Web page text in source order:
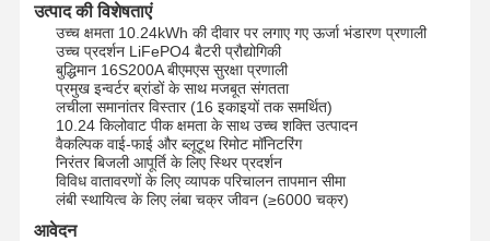
ऊर्जा भंडारण तंत्र
PVT Heat Pump
गरम प्रस्ताव
घरेलू उपकरण
सजावटी दीपक
उत्पाद की विशेषताएं
उच्च क्षमता 10.24kWh की दीवार पर लगाए गए ऊर्जा भंडारण प्रणाली
उच्च प्रदर्शन LiFePO4 बैटरी प्रौद्योगिकी
बुद्धिमान 16S200A बीएमएस सुरक्षा प्रणाली
प्रमुख इन्वर्टर ब्रांडों के साथ मजबूत संगतता
लचीला समानांतर विस्तार (16 इकाइयों तक समर्थित)
10.24 किलोवाट पीक क्षमता के साथ उच्च शक्ति उत्पादन
वैकल्पिक वाई-फाई और ब्लूटूथ रिमोट मॉनिटरिंग
निरंतर बिजली आपूर्ति के लिए स्थिर प्रदर्शन
विविध वातावरणों के लिए व्यापक परिचालन तापमान सीमा
लंबी स्थायित्व के लिए लंबा चक्र जीवन (≥6000 चक्र)
आवेदन